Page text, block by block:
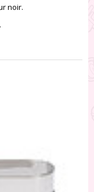
noir.